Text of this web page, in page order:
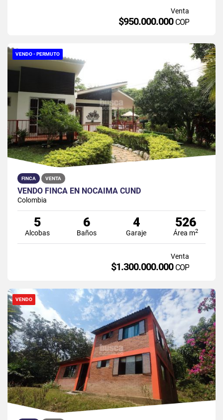
Venta
$950.000.000 COP
VENDO - PERMUTO
FINCA VENTA
VENDO FINCA EN NOCAIMA CUND
Colombia
5
Alcobas
6
Baños
4
Garaje
526
Área m2
Venta
$1.300.000.000 COP
VENDO